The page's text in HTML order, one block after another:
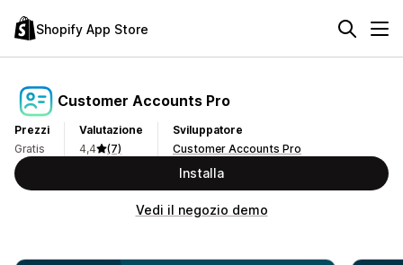
Shopify App Store
Customer Accounts Pro
Prezzi
Gratis
Valutazione
4,4
(7)
Sviluppatore
Customer Accounts Pro
Installa
Vedi il negozio demo